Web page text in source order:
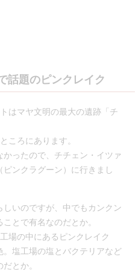
話題のピンクレイク
はマヤ文明の最大の遺跡「チ
ころにあります。
ったので、チチェン・イツァ
ンクラグーン）に行きまし
いのですが、中でもカンクン
とで有名なのだとか。
場の中にあるピンクレイク
塩工場の塩とバクテリアなど
とか。